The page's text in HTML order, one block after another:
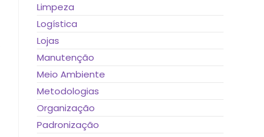
Limpeza
Logística
Lojas
Manutenção
Meio Ambiente
Metodologias
Organização
Padronização